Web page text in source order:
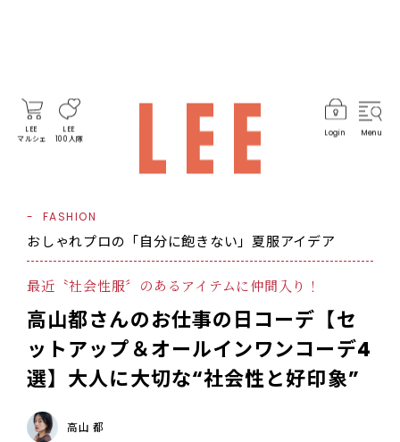
LEE
マルシェ
LEE
100人隊
Login Menu
FASHION
おしゃれプロの「自分に飽きない」夏服アイデア
最近〝社会性服〞のあるアイテムに仲間入り！
高山都さんのお仕事の日コーデ【セ
ットアップ＆オールインワンコーデ4
選】大人に大切な“社会性と好印象”
高山 都